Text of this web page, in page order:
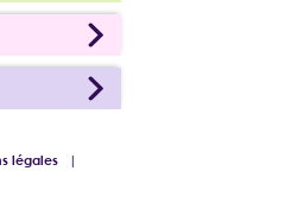
légales |